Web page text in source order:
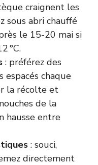
craignent les
sous abri chauffé
le 15-20 mai si
°C.
: préférez des
espacés chaque
la récolte et
de la
hausse entre
: souci,
directement